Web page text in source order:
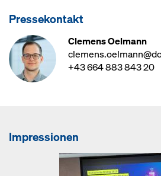
Pressekontakt
Clemens Oelmann
+43 664 883 843 20
Impressionen